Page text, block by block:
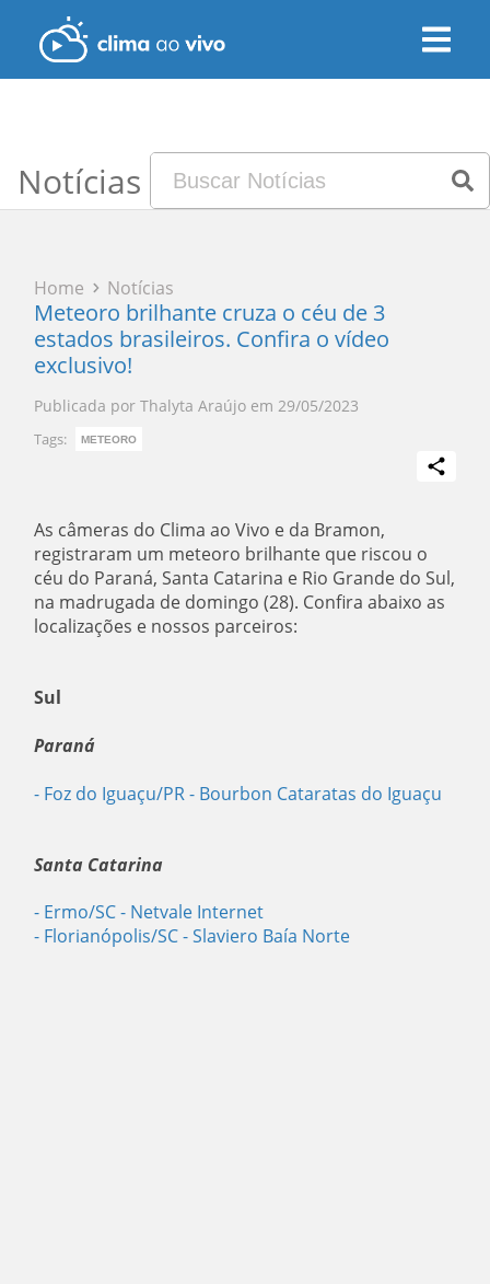
Notícias
Home Notícias
Meteoro brilhante cruza o céu de 3
estados brasileiros. Confira o vídeo
exclusivo!
Publicada por Thalyta Araújo em 29/05/2023
Tags: METEORO
As câmeras do Clima ao Vivo e da Bramon,
registraram um meteoro brilhante que riscou o
céu do Paraná, Santa Catarina e Rio Grande do Sul,
na madrugada de domingo (28). Confira abaixo as
localizações e nossos parceiros:
Sul
Paraná
- Foz do Iguaçu/PR- Bourbon Cataratas do Iguaçu
Santa Catarina
- Ermo/SC- Netvale Internet
- Florianópolis/SC- Slaviero Baía Norte